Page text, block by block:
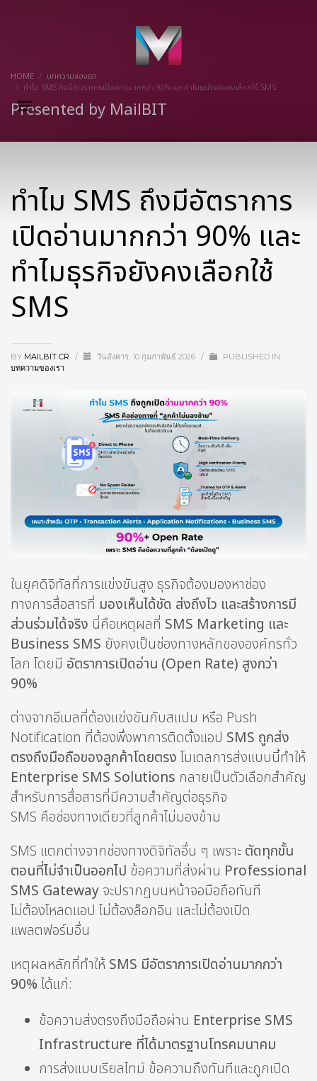
HOME
บทความของเรา
ทำไม SMS ถึงมีอัตราการเปิดอ่านมากกว่า 90% และทำไมธุรกิจยังคงเลือกใช้ SMS
Presented by MailBIT
ทำไม SMS ถึงมีอัตราการ
เปิดอ่านมากกว่า 90% และ
ทำไมธุรกิจยังคงเลือกใช้
SMS
BY MAILBIT CR / วันอังคาร, 10 กุมภาพันธ์ 2026 /
PUBLISHED IN
บทความของเรา
ในยุคดิจิทัลที่การแข่งขันสูง ธุรกิจต้องมองหาช่อง
ทางการสื่อสารที่ มองเห็นได้ชัด ส่งถึงไว และสร้างการมี
ส่วนร่วมได้จริง นี่คือเหตุผลที่ SMS Marketing และ
Business SMS ยังคงเป็นช่องทางหลักขององค์กรทั่ว
โลก โดยมี อัตราการเปิดอ่าน (Open Rate) สูงกว่า
90%
ต่างจากอีเมลที่ต้องแข่งขันกับสแปม หรือ Push
Notification ที่ต้องพึ่งพาการติดตั้งแอป SMS ถูกส่ง
ตรงถึงมือถือของลูกค้าโดยตรง โมเดลการส่งแบบนี้ทำให้
Enterprise SMS Solutions กลายเป็นตัวเลือกสำคัญ
สำหรับการสื่อสารที่มีความสำคัญต่อธุรกิจ
SMS คือช่องทางเดียวที่ลูกค้าไม่มองข้าม
SMS แตกต่างจากช่องทางดิจิทัลอื่น ๆ เพราะ ตัดทุกขั้น
ตอนที่ไม่จำเป็นออกไป ข้อความที่ส่งผ่าน Professional
SMS Gateway จะปรากฏบนหน้าจอมือถือทันที
ไม่ต้องโหลดแอป ไม่ต้องล็อกอิน และไม่ต้องเปิด
แพลตฟอร์มอื่น
เหตุผลหลักที่ทำให้ SMS มีอัตราการเปิดอ่านมากกว่า
90% ได้แก่:
ข้อความส่งตรงถึงมือถือผ่าน Enterprise SMS
Infrastructure ที่ได้มาตรฐานโทรคมนาคม
การส่งแบบเรียลไทม์ ข้อความถึงทันทีและถูกเปิด